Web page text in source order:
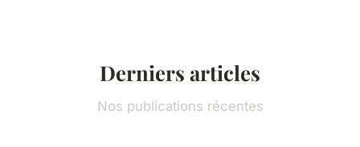
Derniers articles
Nos publications récentes